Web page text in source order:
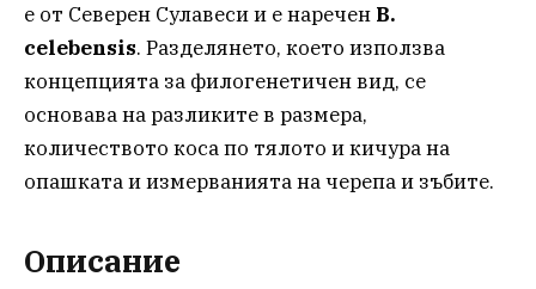
е от Северен Сулавеси и е наречен B.
celebensis. Разделянето, което използва
концепцията за филогенетичен вид, се
основава на разликите в размера,
количеството коса по тялото и кичура на
опашката и измерванията на черепа и зъбите.
Описание